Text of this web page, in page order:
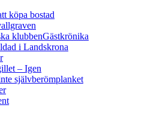
köpa bostad
klubbenGästkrönika
i Landskrona
– Igen
självberömplanket